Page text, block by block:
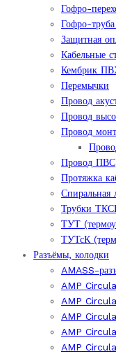
Гофро-
Гофро-
Защитная
Кабельные
Кембрик
Перемычки
Провод
Провод
Провод
Провод ПВС
Протяжка
Спиральная
Трубки
ТУТ
ТУТсК
Разъёмы, колодки
AMASS-
AMP
AMP
AMP
AMP
AMP